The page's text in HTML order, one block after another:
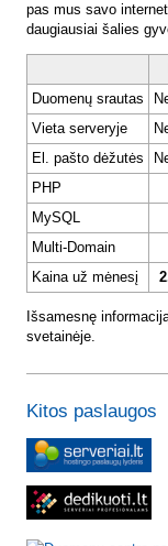
pas mus savo
daugiausiai šalies
Duomenų srautas
Vieta serveryje
El. pašto dėžutės
PHP
MySQL
Multi-Domain
Kaina už mėnesį
Išsamesnę
svetainėje.
Kitos paslaugos